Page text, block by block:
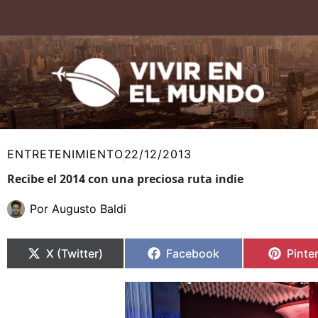
contenido
ENTRETENIMIENTO22/12/2013
Recibe el 2014 con una preciosa ruta indie
Por Augusto Baldi
en
X (Twitter)
en
Facebook
en
en
en
en